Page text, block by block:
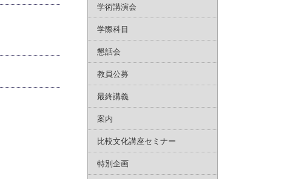
学術講演会
学際科目
懇話会
教員公募
最終講義
案内
比較文化講座セミナー
特別企画